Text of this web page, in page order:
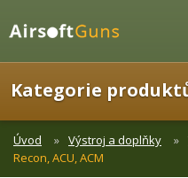
Kategorie
Úvod Výstroj a doplňky
Recon, ACU, ACM